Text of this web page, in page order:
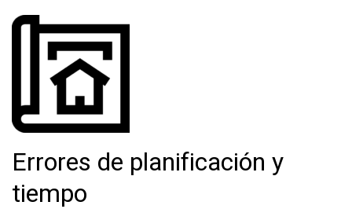
Errores de planificación y
tiempo